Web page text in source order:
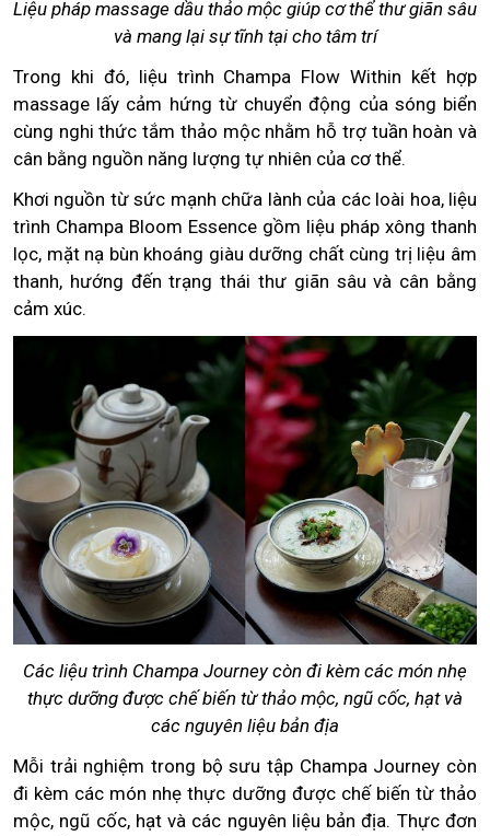
Liệu pháp massage dầu thảo mộc giúp cơ thể thư giãn sâu
và mang lại sự tĩnh tại cho tâm trí
Trong khi đó, liệu trình Champa Flow Within kết hợp
massage lấy cảm hứng từ chuyển động của sóng biển
cùng nghi thức tắm thảo mộc nhằm hỗ trợ tuần hoàn và
cân bằng nguồn năng lượng tự nhiên của cơ thể.
Khơi nguồn từ sức mạnh chữa lành của các loài hoa, liệu
trình Champa Bloom Essence gồm liệu pháp xông thanh
lọc, mặt nạ bùn khoáng giàu dưỡng chất cùng trị liệu âm
thanh, hướng đến trạng thái thư giãn sâu và cân bằng
cảm xúc.
Các liệu trình Champa Journey còn đi kèm các món nhẹ
thực dưỡng được chế biến từ thảo mộc, ngũ cốc, hạt và
các nguyên liệu bản địa
Mỗi trải nghiệm trong bộ sưu tập Champa Journey còn
đi kèm các món nhẹ thực dưỡng được chế biến từ thảo
mộc, ngũ cốc, hạt và các nguyên liệu bản địa. Thực đơn